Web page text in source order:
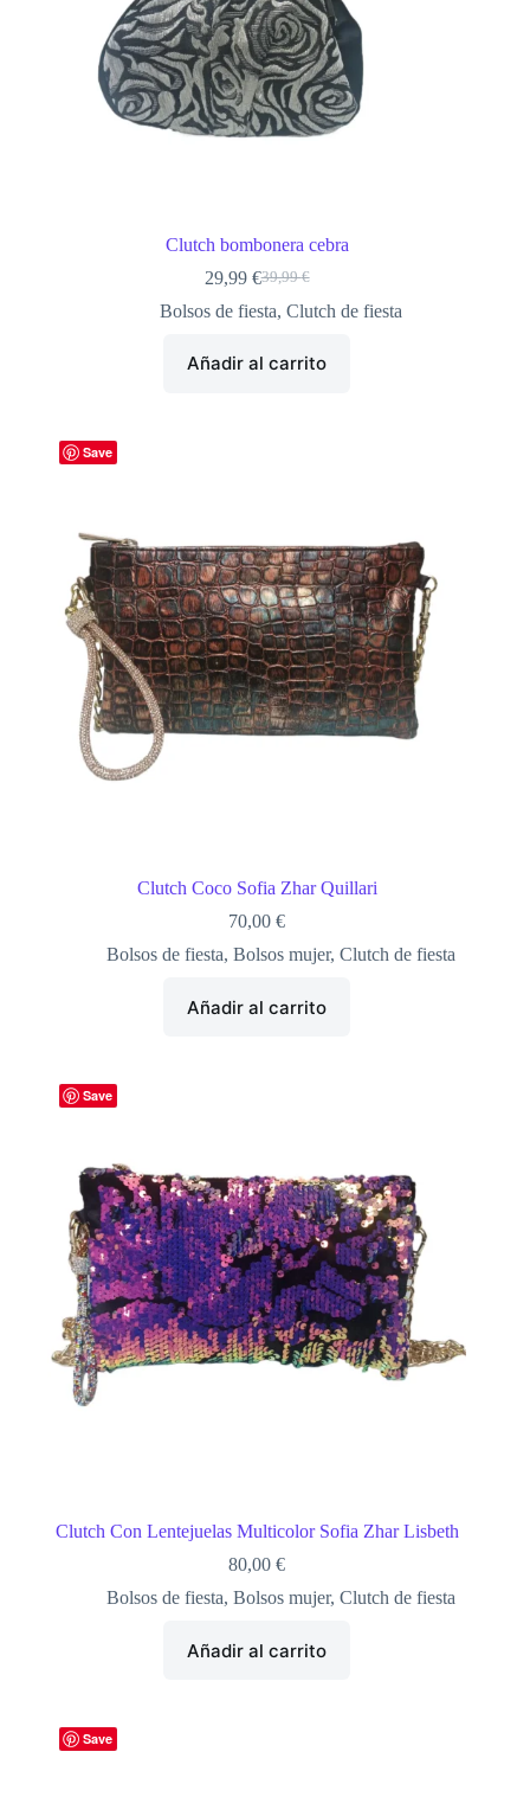
Clutch bombonera cebra
39,99€
El
precio
39,99 €.
29,99 €El
precio
29,99 €.
Bolsos de fiesta, Clutch de fiesta
Añadir al carrito
Save
Clutch Coco Sofia Zhar Quillari
70,00€
Bolsos de fiesta, Bolsos mujer, Clutch de fiesta
Añadir al carrito
Save
Clutch Con Lentejuelas Multicolor Sofia Zhar Lisbeth
80,00€
Bolsos de fiesta, Bolsos mujer, Clutch de fiesta
Añadir al carrito
Save